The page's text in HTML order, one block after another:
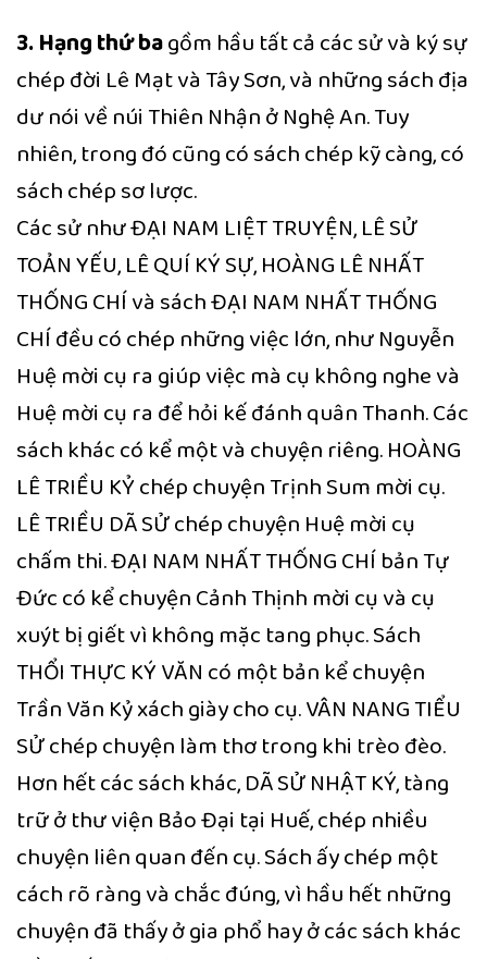
3. Hạng thứ bagồm hầu tất cả các sử và ký sự
chép đời Lê Mạt và Tây Sơn, và những sách địa
dư nói về núi Thiên Nhận ở Nghệ An. Tuy
nhiên, trong đó cũng có sách chép kỹ càng, có
sách chép sơ lược.
Các sử như ĐẠI NAM LIỆT TRUYỆN, LÊ SỬ
TOẢN YẾU, LÊ QUÍ KÝ SỰ, HOÀNG LÊ NHẤT
THỐNG CHÍ và sách ĐẠI NAM NHẤT THỐNG
CHÍ đều có chép những việc lớn, như Nguyễn
Huệ mời cụ ra giúp việc mà cụ không nghe và
Huệ mời cụ ra để hỏi kế đánh quân Thanh. Các
sách khác có kể một và chuyện riêng. HOÀNG
LÊ TRIỀU KỶ chép chuyện Trịnh Sum mời cụ.
LÊ TRIỀU DÃ SỬ chép chuyện Huệ mời cụ
chấm thi. ĐẠI NAM NHẤT THỐNG CHÍ bản Tự
Đức có kể chuyện Cảnh Thịnh mời cụ và cụ
xuýt bị giết vì không mặc tang phục. Sách
THỔI THỰC KÝ VĂN có một bản kể chuyện
Trần Văn Kỷ xách giày cho cụ. VÂN NANG TIỂU
SỬ chép chuyện làm thơ trong khi trèo đèo.
Hơn hết các sách khác, DÃ SỬ NHẬT KÝ, tàng
trữ ở thư viện Bảo Đại tại Huế, chép nhiều
chuyện liên quan đến cụ. Sách ấy chép một
cách rõ ràng và chắc đúng, vì hầu hết những
chuyện đã thấy ở gia phổ hay ở các sách khác